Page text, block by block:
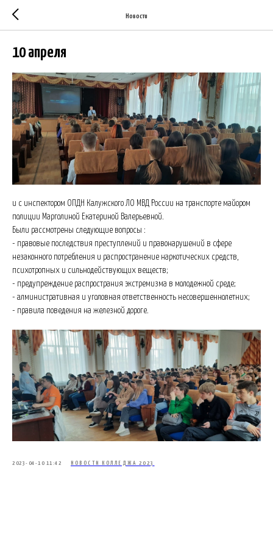
Новости
10 апреля
и с инспектором ОПДН Калужского ЛО МВД России на транспорте майором
полиции Марголиной Екатериной Валерьевной.
Были рассмотрены следующие вопросы :
- правовые последствия преступлений и правонарушений в сфере
незаконного потребления и распространение наркотических средств,
психотропных и сильнодействующих веществ;
- предупреждение распространия экстремизма в молодежной среде;
- алминистративная и уголовная ответственность несовершеннолетних;
- правила поведения на железной дороге.
2023-04-10 11:42 НОВОСТИ КОЛЛЕДЖА 2023